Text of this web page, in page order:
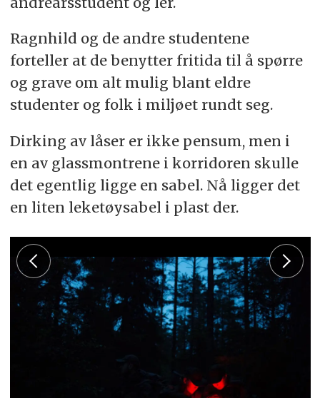
Ragnhild og de andre studentene
forteller at de benytter fritida til å spørre
og grave om alt mulig blant eldre
studenter og folk i miljøet rundt seg.
Dirking av låser er ikke pensum, men i
en av glassmontrene i korridoren skulle
det egentlig ligge en sabel. Nå ligger det
en liten leketøysabel i plast der.